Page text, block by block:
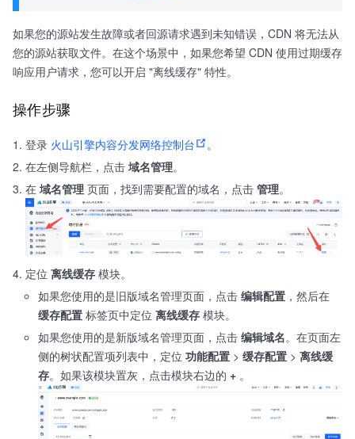
如果您的源站发生故障或者回源请求遇到未知错误，CDN 将无法从
您的源站获取文件。在这个场景中，如果您希望 CDN 使用过期缓存
响应用户请求，您可以开启 "离线缓存" 特性。
操作步骤
登录 火山引擎内容分发网络控制台
。
在左侧导航栏，点击 域名管理。
在 域名管理 页面，找到需要配置的域名，点击 管理。
定位 离线缓存 模块。
如果您使用的是旧版域名管理页面，点击 编辑配置 ，然后在
缓存配置 标签页中定位 离线缓存 模块。
如果您使用的是新版域名管理页面，点击 编辑域名。在页面左
侧的树状配置项列表中，定位 功能配置 > 缓存配置 > 离线缓
存。如果该模块置灰，点击模块右边的 + 。